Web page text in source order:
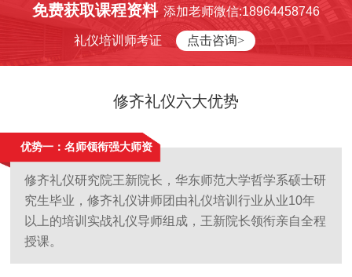
免费获取课程资料 添加老师微信:18964458746
礼仪培训师考证 点击咨询>
修齐礼仪六大优势
优势一：名师领衔强大师资
修齐礼仪研究院王新院长，华东师范大学哲学系硕士研
究生毕业，修齐礼仪讲师团由礼仪培训行业从业10年
以上的培训实战礼仪导师组成，王新院长领衔亲自全程
授课。